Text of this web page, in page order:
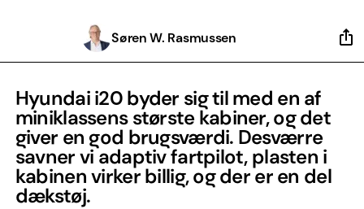
Søren W. Rasmussen
Hyundai i20 byder sig til med en af
miniklassens største kabiner, og det
giver en god brugsværdi. Desværre
savner vi adaptiv fartpilot, plasten i
kabinen virker billig, og der er en del
dækstøj.